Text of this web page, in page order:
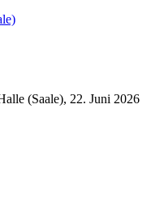
(Saale), 22. Juni 2026